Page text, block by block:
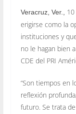
Veracruz, Ver.,
erigirse como la
instituciones y
no le hagan bien
CDE del PRI
“Son tiempos en
reflexión
futuro. Se trata